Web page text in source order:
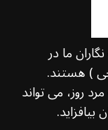
ما در
) هستند.
روز، می تواند